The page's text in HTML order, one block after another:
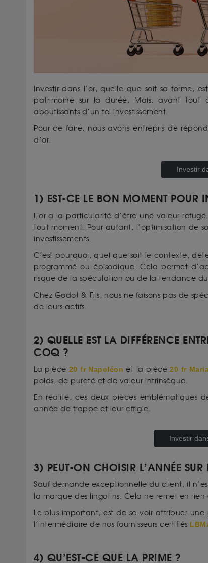
Investir dans l’or, quelle que soit sa forme,
patrimoine sur la durée. Mais, avant
aboutissants d’un tel investissement.
Pour ce faire, nous avons entrepris de
d’or.
Investir
1) EST-CE LE BON MOMENT POUR
L'or a la particularité d’être une valeur
tout moment. Pour autant, l’optimisation de
investissements.
C’est pourquoi, quel que soit le contexte,
programmé ou épisodique. Cela permet
risque de la spéculation ou de la tendance
Chez Godot & Fils, nous ne faisons pas de
de leurs actifs.
2) QUELLE EST LA DIFFÉRENCE
COQ ?
La pièce 20 fr Napoléon et la pièce20 fr
poids, de pureté et de valeur intrinsèque.
En réalité, ces deux pièces emblématiques
année de frappe et leur effigie.
Investir
3) PEUT-ON CHOISIR L’ANNÉE
Sauf demande exceptionnelle du client, il
la marque des lingotins. Cela ne remet en
Le plus important, est de se voir attribuer
l’intermédiaire de nos fournisseurs certifiés
4) QU’EST-CE QUE LA PRIME ?